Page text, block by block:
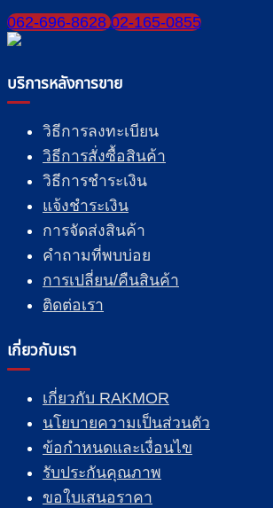
062-696-8628 02-165-0855
บริการหลังการขาย
วิธีการลงทะเบียน
วิธีการสั่งซื้อสินค้า
วิธีการชำระเงิน
แจ้งชำระเงิน
การจัดส่งสินค้า
คำถามที่พบบ่อย
การเปลี่ยน/คืนสินค้า
ติดต่อเรา
เกี่ยวกับเรา
เกี่ยวกับ RAKMOR
นโยบายความเป็นส่วนตัว
ข้อกำหนดและเงื่อนไข
รับประกันคุณภาพ
ขอใบเสนอราคา